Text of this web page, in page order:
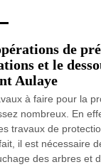
de
et le
Aulaye
à faire pour la
nombreux. En
travaux de
il est nécessaire
des arbres et